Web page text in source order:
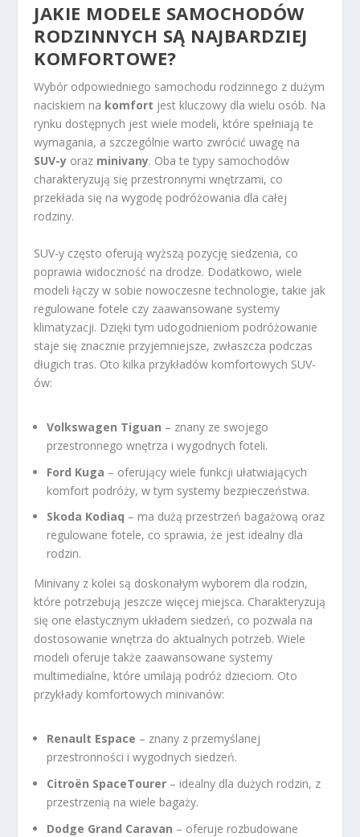
JAKIE MODELE SAMOCHODÓW
RODZINNYCH SĄ NAJBARDZIEJ
KOMFORTOWE?
Wybór odpowiedniego samochodu rodzinnego z dużym
naciskiem na komfort jest kluczowy dla wielu osób. Na
rynku dostępnych jest wiele modeli, które spełniają te
wymagania, a szczególnie warto zwrócić uwagę na
SUV-y oraz minivany. Oba te typy samochodów
charakteryzują się przestronnymi wnętrzami, co
przekłada się na wygodę podróżowania dla całej
rodziny.
SUV-y często oferują wyższą pozycję siedzenia, co
poprawia widoczność na drodze. Dodatkowo, wiele
modeli łączy w sobie nowoczesne technologie, takie jak
regulowane fotele czy zaawansowane systemy
klimatyzacji. Dzięki tym udogodnieniom podróżowanie
staje się znacznie przyjemniejsze, zwłaszcza podczas
długich tras. Oto kilka przykładów komfortowych SUV-
ów:
Volkswagen Tiguan – znany ze swojego
przestronnego wnętrza i wygodnych foteli.
Ford Kuga – oferujący wiele funkcji ułatwiających
komfort podróży, w tym systemy bezpieczeństwa.
Skoda Kodiaq – ma dużą przestrzeń bagażową oraz
regulowane fotele, co sprawia, że jest idealny dla
rodzin.
Minivany z kolei są doskonałym wyborem dla rodzin,
które potrzebują jeszcze więcej miejsca. Charakteryzują
się one elastycznym układem siedzeń, co pozwala na
dostosowanie wnętrza do aktualnych potrzeb. Wiele
modeli oferuje także zaawansowane systemy
multimedialne, które umilają podróż dzieciom. Oto
przykłady komfortowych minivanów:
Renault Espace – znany z przemyślanej
przestronności i wygodnych siedzeń.
Citroën SpaceTourer – idealny dla dużych rodzin, z
przestrzenią na wiele bagaży.
Dodge Grand Caravan – oferuje rozbudowane